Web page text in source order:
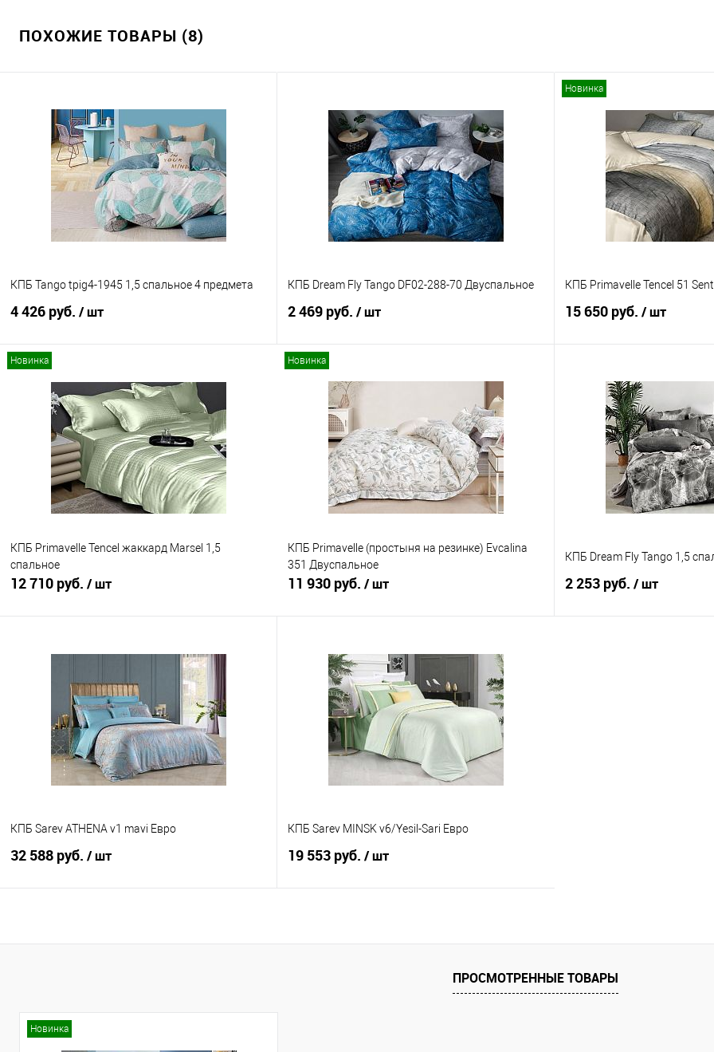
ПОХОЖИЕ ТОВАРЫ (8)
КПБ Tango tpig4-1945 1,5 спальное 4 предмета
4 426 руб. / шт
Купить в 1 клик
Сравнение
В избранное
В наличии
КПБ Dream Fly Tango DF02-288-70 Двуспальное
2 469 руб. / шт
Купить в 1 клик
Сравнение
В избранное
В наличии
Новинка
КПБ Primavelle Tencel 51
15 650 руб. / шт
Купить в 1 клик
В избранное
Новинка
КПБ Primavelle Tencel жаккард Marsel 1,5
спальное
12 710 руб. / шт
Купить в 1 клик
Сравнение
В избранное
В наличии
Новинка
КПБ Primavelle (простыня на резинке) Evcalina
351 Двуспальное
11 930 руб. / шт
Купить в 1 клик
Сравнение
В избранное
В наличии
КПБ Dream Fly Tango 1,5
2 253 руб. / шт
КПБ Sarev ATHENA v1 mavi Евро
32 588 руб. / шт
КПБ Sarev MINSK v6/Yesil-Sari Евро
19 553 руб. / шт
ПРОСМОТРЕННЫЕ ТОВАРЫ
Новинка